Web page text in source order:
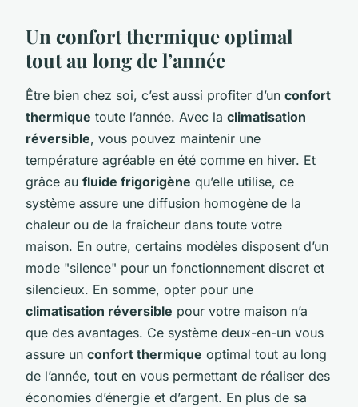
Un confort thermique optimal
tout au long de l’année
Être bien chez soi, c’est aussi profiter d’un confort
thermique toute l’année. Avec la climatisation
réversible, vous pouvez maintenir une
température agréable en été comme en hiver. Et
grâce au fluide frigorigène qu’elle utilise, ce
système assure une diffusion homogène de la
chaleur ou de la fraîcheur dans toute votre
maison. En outre, certains modèles disposent d’un
mode "silence" pour un fonctionnement discret et
silencieux. En somme, opter pour une
climatisation réversible pour votre maison n’a
que des avantages. Ce système deux-en-un vous
assure un confort thermique optimal tout au long
de l’année, tout en vous permettant de réaliser des
économies d’énergie et d’argent. En plus de sa